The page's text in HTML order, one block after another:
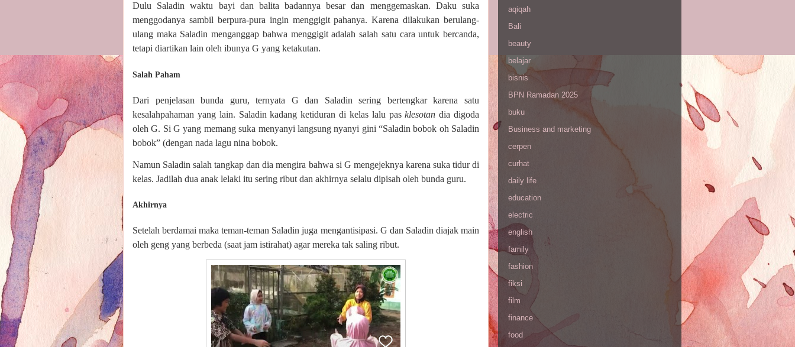
Dulu Saladin waktu bayi dan balita badannya besar dan menggemaskan. Daku suka
menggodanya sambil berpura-pura ingin menggigit pahanya. Karena dilakukan berulang-
ulang maka Saladin menganggap bahwa menggigit adalah salah satu cara untuk bercanda,
tetapi diartikan lain oleh ibunya G yang ketakutan.
Salah Paham
Dari penjelasan bunda guru, ternyata G dan Saladin sering bertengkar karena satu
kesalahpahaman yang lain. Saladin kadang ketiduran di kelas lalu pasklesotandia digoda
oleh G. Si G yang memang suka menyanyi langsung nyanyi gini “Saladin bobok oh Saladin
bobok” (dengan nada lagu nina bobok.
Namun Saladin salah tangkap dan dia mengira bahwa si G mengejeknya karena suka tidur di
kelas. Jadilah dua anak lelaki itu sering ribut dan akhirnya selalu dipisah oleh bunda guru.
Akhirnya
Setelah berdamai maka teman-teman Saladin juga mengantisipasi. G dan Saladin diajak main
oleh geng yang berbeda (saat jam istirahat) agar mereka tak saling ribut.
aqiqah
Bali
beauty
belajar
bisnis
BPN Ramadan 2025
buku
Business and marketing
cerpen
curhat
daily life
education
electric
english
family
fashion
fiksi
film
finance
food